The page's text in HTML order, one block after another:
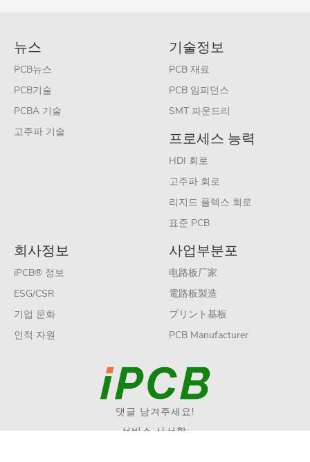
뉴스
PCB뉴스
PCB기술
PCBA 기술
고주파 기술
기술정보
PCB 재료
PCB 임피던스
SMT 파운드리
프로세스 능력
HDI 회로
고주파 회로
리지드 플렉스 회로
표준 PCB
회사정보
iPCB® 정보
ESG/CSR
기업 문화
인적 자원
사업부분포
电路板厂家
電路板製造
プリント基板
PCB Manufacturer
댓글 남겨주세요!
서비스 사서함: